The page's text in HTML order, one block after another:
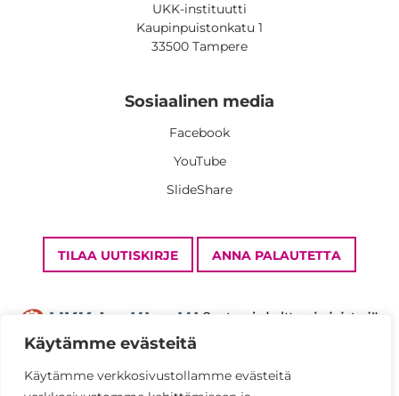
Käytämme evästeitä
Käytämme verkkosivustollamme evästeitä
UKK-instituutti
Kaupinpuistonkatu 1
33500 Tampere
Sosiaalinen media
Facebook
YouTube
SlideShare
TILAA UUTISKIRJE ANNA PALAUTETTA